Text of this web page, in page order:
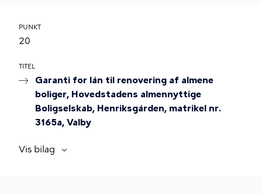
PUNKT
20
TITEL
Garanti for lån til renovering af almene
boliger, Hovedstadens almennyttige
Boligselskab, Henriksgården, matrikel nr.
3165a, Valby
Vis bilag